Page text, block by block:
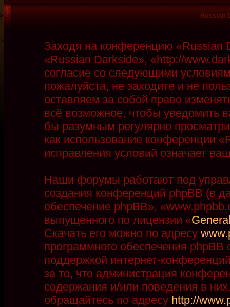
Russian
Заходя на конференцию
«Russian Darkside», «http://
согласие со следующими
пожалуйста, не заходите и не
оставляем за собой право
всё возможное, чтобы уведомить
бы разумным регулярно
как использование конференции
исправления условий означает
Наши форумы работают под
создания конференций phpBB (в
обеспечение phpBB»,
выпущенного по лицензии «
Скачать его можно по адресу
программного обеспечения phpBB
поддержкой интернет-
за то, что администрация
содержания и/или поведения в
обращайтесь по адресу http://